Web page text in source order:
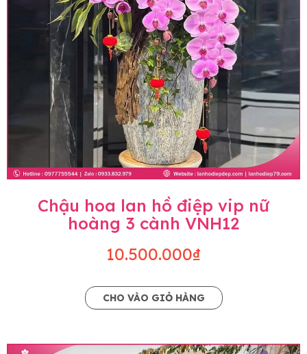
Chậu hoa lan hồ điệp vip nữ
hoàng 3 cành VNH12
10.500.000₫
CHO VÀO GIỎ HÀNG